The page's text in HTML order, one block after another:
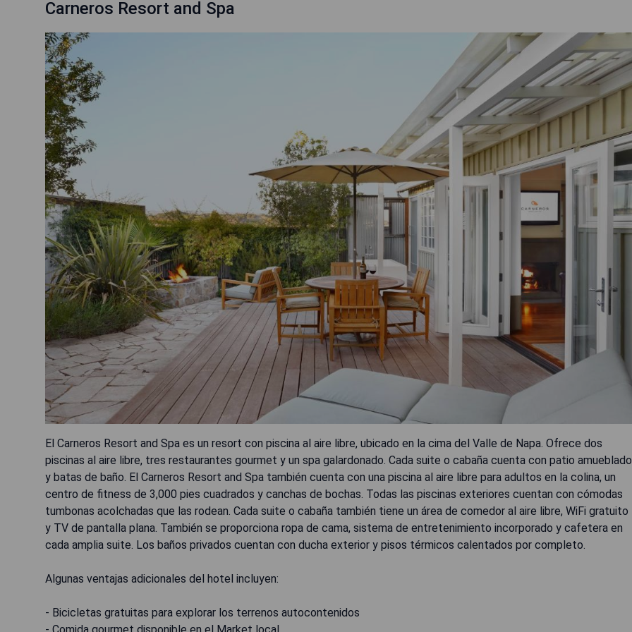
Carneros Resort and Spa
El Carneros Resort and Spa es un resort con piscina al aire libre, ubicado en la cima del Valle de Napa. Ofrece dos
piscinas al aire libre, tres restaurantes gourmet y un spa galardonado. Cada suite o cabaña cuenta con patio amueblado
y batas de baño. El Carneros Resort and Spa también cuenta con una piscina al aire libre para adultos en la colina, un
centro de fitness de 3,000 pies cuadrados y canchas de bochas. Todas las piscinas exteriores cuentan con cómodas
tumbonas acolchadas que las rodean. Cada suite o cabaña también tiene un área de comedor al aire libre, WiFi gratuito
y TV de pantalla plana. También se proporciona ropa de cama, sistema de entretenimiento incorporado y cafetera en
cada amplia suite. Los baños privados cuentan con ducha exterior y pisos térmicos calentados por completo.
Algunas ventajas adicionales del hotel incluyen:
- Bicicletas gratuitas para explorar los terrenos autocontenidos